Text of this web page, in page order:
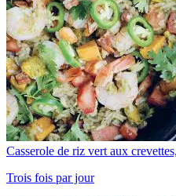
Casserole de riz vert aux
Trois fois par jour